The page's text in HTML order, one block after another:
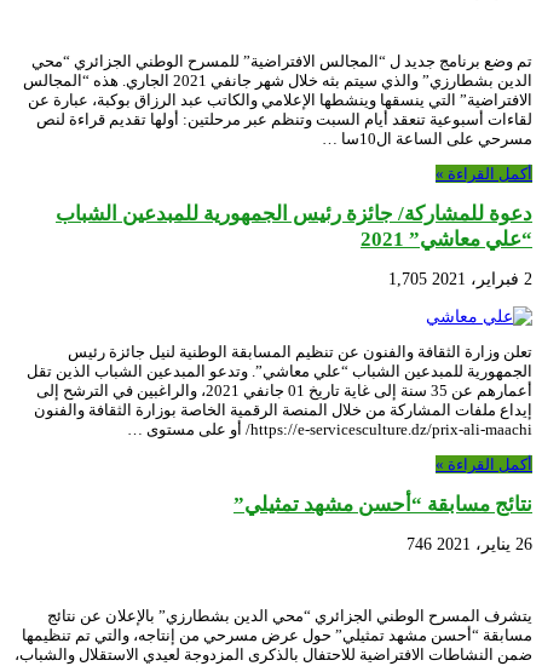
تم وضع برنامج جديد ل “المجالس الافتراضية” للمسرح الوطني الجزائري “محي
الدين بشطارزي” والذي سيتم بثه خلال شهر جانفي 2021 الجاري. هذه “المجالس
الافتراضية” التي ينسقها وينشطها الإعلامي والكاتب عبد الرزاق بوكبة، عبارة عن
لقاءات أسبوعية تنعقد أيام السبت وتنظم عبر مرحلتين: أولها تقديم قراءة لنص
مسرحي على الساعة ال10سا …
أكمل القراءة »
دعوة للمشاركة/ جائزة رئيس الجمهورية للمبدعين الشباب
“علي معاشي” 2021
2 فبراير، 2021 1,705
تعلن وزارة الثقافة والفنون عن تنظيم المسابقة الوطنية لنيل جائزة رئيس
الجمهورية للمبدعين الشباب “علي معاشي”. وتدعو المبدعين الشباب الذين تقل
أعمارهم عن 35 سنة إلى غاية تاريخ 01 جانفي 2021، والراغبين في الترشح إلى
إيداع ملفات المشاركة من خلال المنصة الرقمية الخاصة بوزارة الثقافة والفنون
https://e-servicesculture.dz/prix-ali-maachi/ أو على مستوى …
أكمل القراءة »
نتائج مسابقة “أحسن مشهد تمثيلي”
26 يناير، 2021 746
يتشرف المسرح الوطني الجزائري “محي الدين بشطارزي” بالإعلان عن نتائج
مسابقة “أحسن مشهد تمثيلي” حول عرض مسرحي من إنتاجه، والتي تم تنظيمها
ضمن النشاطات الافتراضية للاحتفال بالذكرى المزدوجة لعيدي الاستقلال والشباب،